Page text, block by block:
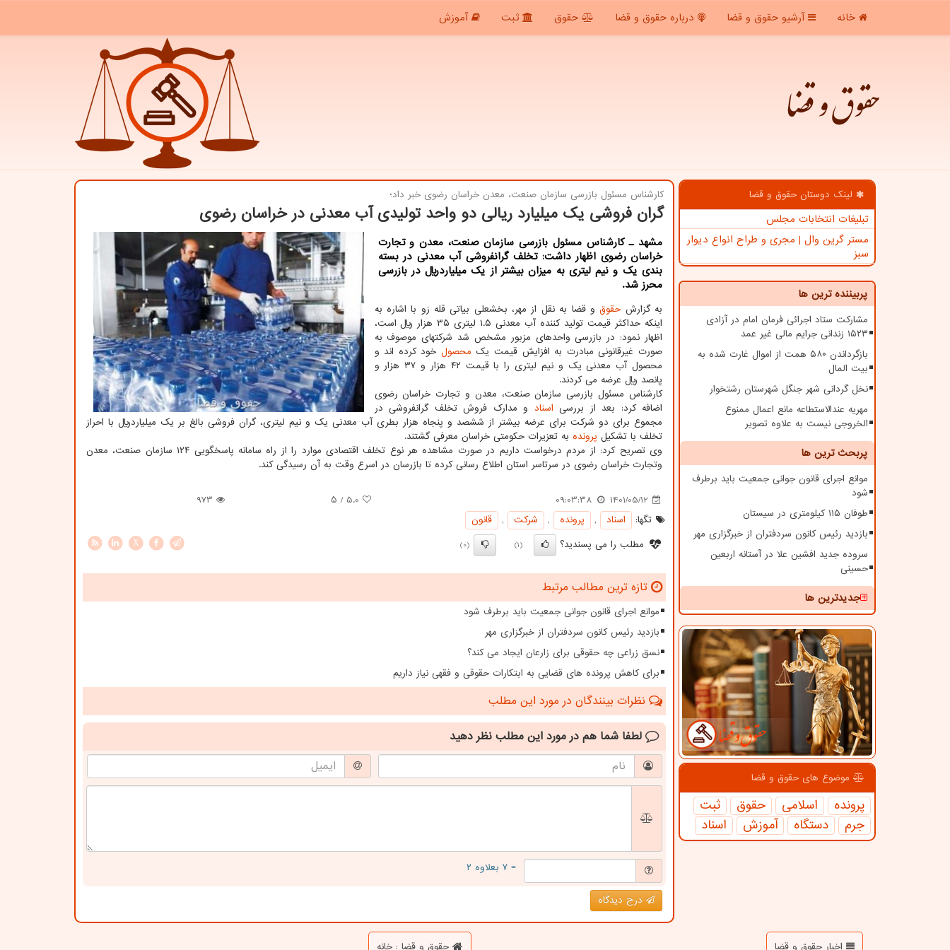
خانه آرشیو حقوق و قضا درباره حقوق و قضا حقوق ثبت آموزش
حقوق و قضا
لینک دوستان حقوق و قضا
تبلیغات انتخابات مجلس
مستر گرین وال | مجری و طراح انواع دیوار
سبز
پربیننده ترین ها
مشارکت ستاد اجرائی فرمان امام در آزادی
۱۵۲۳ زندانی جرایم مالی غیر عمد
بازگرداندن ۵۸۰ همت از اموال غارت شده به
بیت المال
نخل گردانی شهر جنگل شهرستان رشتخوار
مهریه عندالاستطاعه مانع اعمال ممنوع
الخروجی نیست به علاوه تصویر
پربحث ترین ها
موانع اجرای قانون جوانی جمعیت باید برطرف
شود
طوفان ۱۱۵ کیلومتری در سیستان
بازدید رئیس کانون سردفتران از خبرگزاری مهر
سروده جدید افشین علا در آستانه اربعین
حسینی
جدیدترین ها
موضوع های حقوق و قضا
پرونده اسلامی حقوق
ثبت
جرم
دستگاه آموزش اسناد
كارشناس مسئول بازرسی سازمان صنعت، معدن خراسان رضوی خبر داد؛
گران فروشی یک میلیارد ریالی دو واحد تولیدی آب معدنی در خراسان رضوی
مشهد ـ کارشناس مسئول بازرسی سازمان صنعت، معدن و تجارت
خراسان رضوی اظهار داشت: تخلف گرانفروشی آب معدنی در بسته
بندی یک و نیم لیتری به میزان بیشتر از یک میلیاردریال در بازرسی
محرز شد.
به گزارش حقوقو قضا به نقل از مهر، بخشعلی بیاتی قله زو با اشاره به
اینکه حداکثر قیمت تولید کننده آب معدنی ۱.۵ لیتری ۳۵ هزار ریال است،
اظهار نمود: در بازرسی واحدهای مزبور مشخص شد شرکتهای موصوف به
صورت غیرقانونی مبادرت به افزایش قیمت یک محصول خود کرده اند و
محصول آب معدنی یک و نیم لیتری را با قیمت ۴۲ هزار و ۳۷ هزار و
پانصد ریال عرضه می کردند.
کارشناس مسئول بازرسی سازمان صنعت، معدن و تجارت خراسان رضوی
اضافه کرد: بعد از بررسی اسناد و مدارک فروش تخلف گرانفروشی در
مجموع برای دو شرکت برای عرضه بیشتر از ششصد و پنجاه هزار بطری آب معدنی یک و نیم لیتری، گران فروشی بالغ بر یک میلیاردریال با احراز
تخلف با تشکیل پرونده به تعزیرات حکومتی خراسان معرفی گشتند.
وی تصریح کرد: از مردم درخواست داریم در صورت مشاهده هر نوع تخلف اقتصادی موارد را از راه سامانه پاسخگویی ۱۲۴ سازمان صنعت، معدن
وتجارت خراسان رضوی در سرتاسر استان اطلاع رسانی کرده تا بازرسان در اسرع وقت به آن رسیدگی کند.
1401/05/12
09:03:38
5.0 / ۵
973
تگها:
اسناد , پرونده , شركت ,
قانون
مطلب را می پسندید؟
(1)
(0)
X
تازه ترین مطالب مرتبط
موانع اجرای قانون جوانی جمعیت باید برطرف شود
بازدید رئیس کانون سردفتران از خبرگزاری مهر
نسق زراعی چه حقوقی برای زارعان ایجاد می کند؟
برای کاهش پرونده های قضایی به ابتکارات حقوقی و فقهی نیاز داریم
نظرات بینندگان در مورد این مطلب
لطفا شما هم در مورد این مطلب نظر دهید
= ۷ بعلاوه ۲
درج دیدگاه
اخبار حقوق و قضا حقوق و قضا : خانه